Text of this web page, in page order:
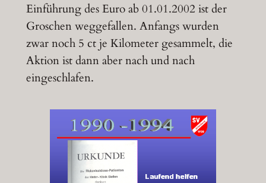
Einführung des Euro ab 01.01.2002 ist der
Groschen weggefallen. Anfangs wurden
zwar noch 5 ct je Kilometer gesammelt, die
Aktion ist dann aber nach und nach
eingeschlafen.